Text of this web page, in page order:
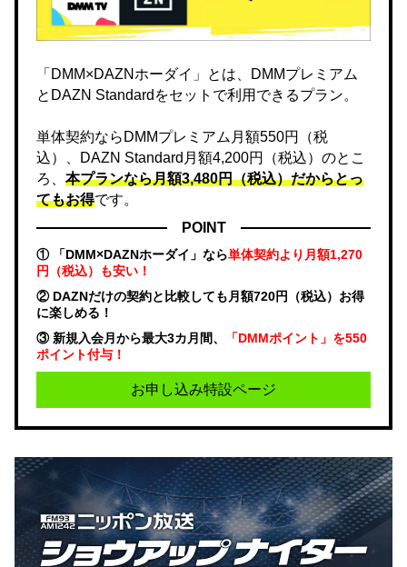
「DMM×DAZNホーダイ」とは、DMMプレミアム
とDAZN Standardをセットで利用できるプラン。
単体契約ならDMMプレミアム月額550円（税
込）、DAZN Standard月額4,200円（税込）のとこ
ろ、 本プランなら月額3,480円（税込）だからとっ
てもお得です。
POINT
① 「DMM×DAZNホーダイ」なら単体契約より月額1,270
円（税込）も安い！
② DAZNだけの契約と比較しても月額720円（税込）お得
に楽しめる！
③ 新規入会月から最大3カ月間、
「DMMポイント」を550
ポイント付与！
お申し込み特設ページ